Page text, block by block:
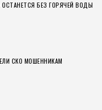
БЕЗ ГОРЯЧЕЙ ВОДЫ
СКО МОШЕННИКАМ